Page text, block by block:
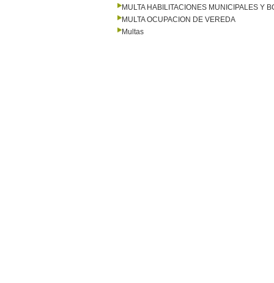
MULTA HABILITACIONES MUNICIPALES Y
MULTA OCUPACION DE VEREDA
Multas